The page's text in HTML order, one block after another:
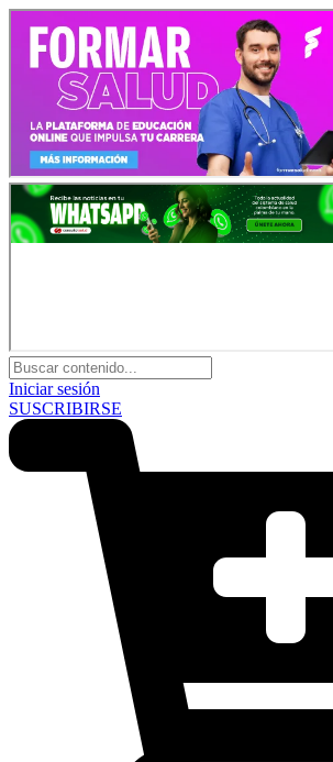
Iniciar sesión
SUSCRIBIRSE